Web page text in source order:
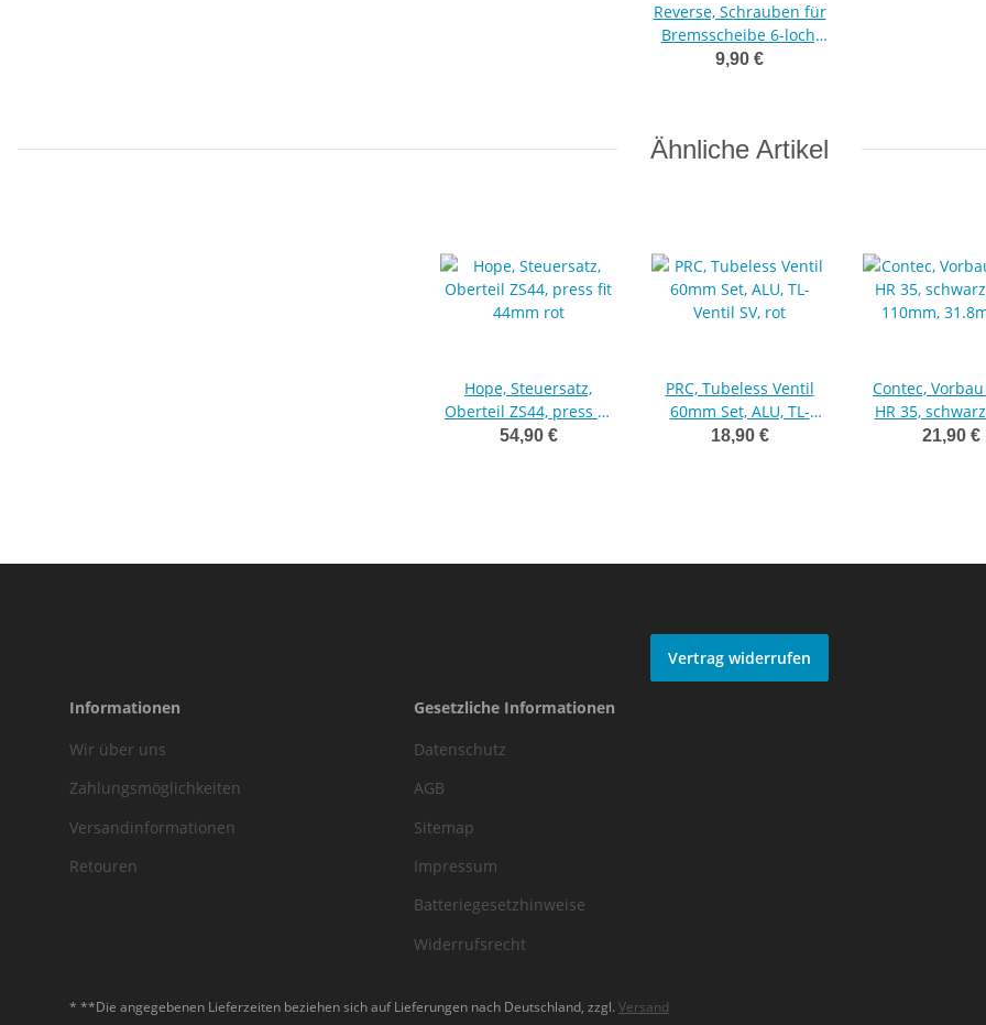
Reverse, Schrauben für
Bremsscheibe 6-loch,
12x Schraube M5x10,
9,90 €
Ähnliche Artikel
Hope, Steuersatz,
Oberteil ZS44, press fit
44mm rot
54,90 €
PRC, Tubeless Ventil
60mm Set, ALU, TL-
Ventil SV, rot
18,90 €
Contec,
HR 35,
110mm,21,90 €
Vertrag widerrufen
Informationen
Wir über uns
Zahlungsmöglichkeiten
Versandinformationen
Retouren
Gesetzliche Informationen
Datenschutz
AGB
Sitemap
Impressum
Batteriegesetzhinweise
Widerrufsrecht
* **Die angegebenen Lieferzeiten beziehen sich auf Lieferungen nach Deutschland, zzgl. Versand